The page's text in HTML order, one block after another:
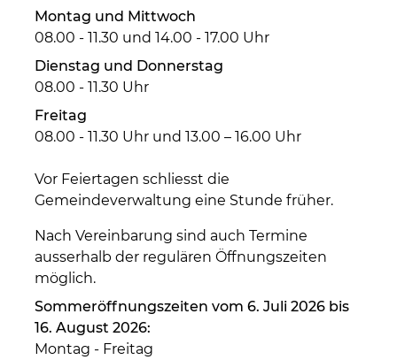
Montag und Mittwoch
08.00 - 11.30 und 14.00 - 17.00 Uhr
Dienstag und Donnerstag
08.00 - 11.30 Uhr
Freitag
08.00 - 11.30 Uhr und 13.00 – 16.00 Uhr
Vor Feiertagen schliesst die
Gemeindeverwaltung eine Stunde früher.
Nach Vereinbarung sind auch Termine
ausserhalb der regulären Öffnungszeiten
möglich.
Sommeröffnungszeiten vom 6. Juli 2026 bis
16. August 2026:
Montag - Freitag